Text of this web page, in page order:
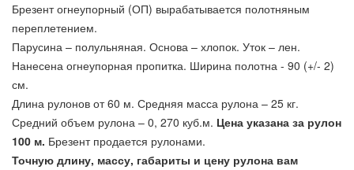
Брезент огнеупорный (ОП) вырабатывается полотняным
переплетением.
Парусина – полульняная. Основа – хлопок. Уток – лен.
Нанесена огнеупорная пропитка. Ширина полотна - 90 (+/- 2)
см.
Длина рулонов от 60 м. Средняя масса рулона – 25 кг.
Средний объем рулона – 0, 270 куб.м. Цена указана за рулон
100 м. Брезент продается рулонами.
Точную длину, массу, габариты и цену рулона вам